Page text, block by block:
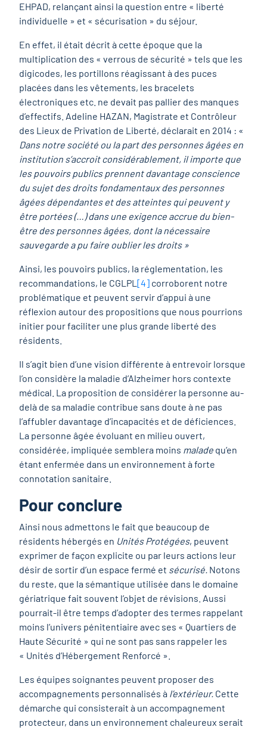
EHPAD, relançant ainsi la question entre « liberté
individuelle » et « sécurisation » du séjour.
En effet, il était décrit à cette époque que la
multiplication des « verrous de sécurité » tels que les
digicodes, les portillons réagissant à des puces
placées dans les vêtements, les bracelets
électroniques etc. ne devait pas pallier des manques
d’effectifs. Adeline HAZAN, Magistrate et Contrôleur
des Lieux de Privation de Liberté, déclarait en 2014 : «
Dans notre société ou la part des personnes âgées en
institution s’accroit considérablement, il importe que
les pouvoirs publics prennent davantage conscience
du sujet des droits fondamentaux des personnes
âgées dépendantes et des atteintes qui peuvent y
être portées (…) dans une exigence accrue du bien-
être des personnes âgées, dont la nécessaire
sauvegarde a pu faire oublier les droits »
Ainsi, les pouvoirs publics, la réglementation, les
recommandations, le CGLPL[4] corroborent notre
problématique et peuvent servir d’appui à une
réflexion autour des propositions que nous pourrions
initier pour faciliter une plus grande liberté des
résidents.
Il s’agit bien d’une vision différente à entrevoir lorsque
l’on considère la maladie d’Alzheimer hors contexte
médical. La proposition de considérer la personne au-
delà de sa maladie contribue sans doute à ne pas
l’affubler davantage d’incapacités et de déficiences.
La personne âgée évoluant en milieu ouvert,
considérée, impliquée semblera moins malade qu’en
étant enfermée dans un environnement à forte
connotation sanitaire.
Pour conclure
Ainsi nous admettons le fait que beaucoup de
résidents hébergés en Unités Protégées, peuvent
exprimer de façon explicite ou par leurs actions leur
désir de sortir d’un espace fermé et sécurisé. Notons
du reste, que la sémantique utilisée dans le domaine
gériatrique fait souvent l’objet de révisions. Aussi
pourrait-il être temps d’adopter des termes rappelant
moins l’univers pénitentiaire avec ses « Quartiers de
Haute Sécurité » qui ne sont pas sans rappeler les
« Unités d’Hébergement Renforcé ».
Les équipes soignantes peuvent proposer des
accompagnements personnalisés à l’extérieur. Cette
démarche qui consisterait à un accompagnement
protecteur, dans un environnement chaleureux serait